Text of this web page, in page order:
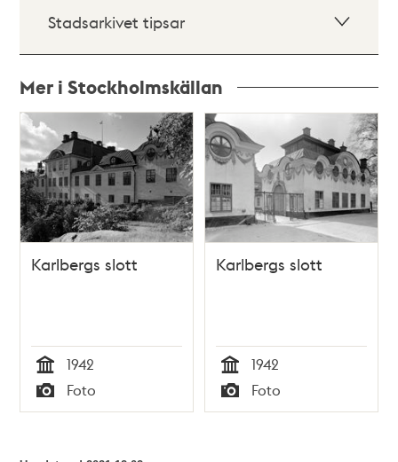
Stadsarkivet tipsar
Mer i Stockholmskällan
Relaterade
poster
och
teman
Karlbergs slott
Tid
1942
Typ
Foto
Karlbergs slott
Tid
1942
Typ
Foto